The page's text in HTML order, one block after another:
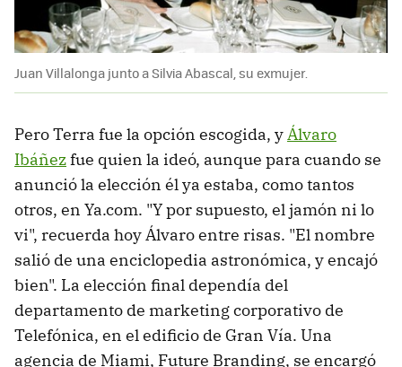
Juan Villalonga junto a Silvia Abascal, su exmujer.
Pero Terra fue la opción escogida, yÁlvaro
Ibáñezfue quien la ideó, aunque para cuando se
anunció la elección él ya estaba, como tantos
otros, en Ya.com. "Y por supuesto, el jamón ni lo
vi", recuerda hoy Álvaro entre risas. "El nombre
salió de una enciclopedia astronómica, y encajó
bien". La elección final dependía del
departamento de marketing corporativo de
Telefónica, en el edificio de Gran Vía. Una
agencia de Miami, Future Branding, se encargó